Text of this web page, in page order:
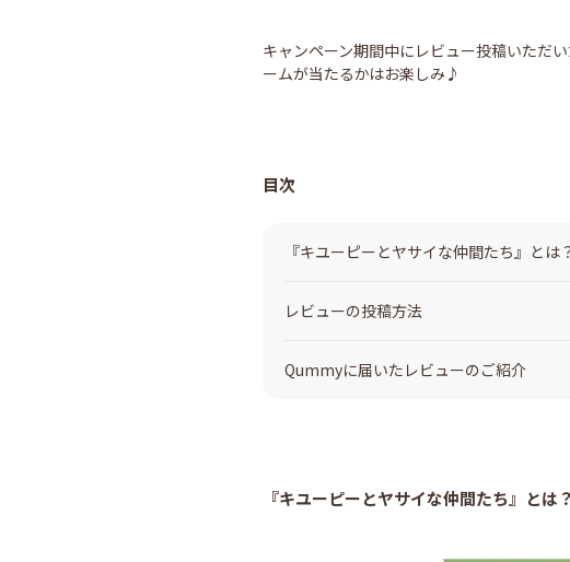
キャンペーン期間中にレビュー投稿いただ
ームが当たるかはお楽しみ♪
目次
『キユーピーとヤサイな仲間たち』とは
レビューの投稿方法
Qummyに届いたレビューのご紹介
『キユーピーとヤサイな仲間たち』とは？